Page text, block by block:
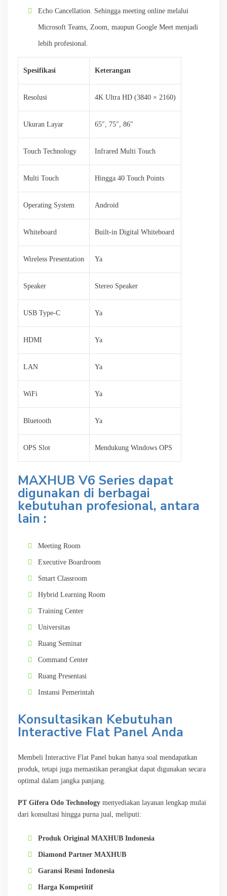
Echo Cancellation. Sehingga meeting online melalui
Microsoft Teams, Zoom, maupun Google Meet menjadi
lebih profesional.
Spesifikasi Keterangan
Resolusi 4K Ultra HD (3840 × 2160)
Ukuran Layar 65″, 75″, 86″
Touch Technology Infrared Multi Touch
Multi Touch Hingga 40 Touch Points
Operating System Android
Whiteboard Built-in Digital Whiteboard
Wireless Presentation Ya
Speaker Stereo Speaker
USB Type-C Ya
HDMI Ya
LAN Ya
WiFi Ya
Bluetooth Ya
OPS Slot Mendukung Windows OPS
MAXHUB V6 Series dapat
digunakan di berbagai
kebutuhan profesional, antara
lain :
Meeting Room
Executive Boardroom
Smart Classroom
Hybrid Learning Room
Training Center
Universitas
Ruang Seminar
Command Center
Ruang Presentasi
Instansi Pemerintah
Konsultasikan Kebutuhan
Interactive Flat Panel Anda
Membeli Interactive Flat Panel bukan hanya soal mendapatkan
produk, tetapi juga memastikan perangkat dapat digunakan secara
optimal dalam jangka panjang.
PT Gifera Odo Technology menyediakan layanan lengkap mulai
dari konsultasi hingga purna jual, meliputi:
Produk Original MAXHUB Indonesia
Diamond Partner MAXHUB
Garansi Resmi Indonesia
Harga Kompetitif